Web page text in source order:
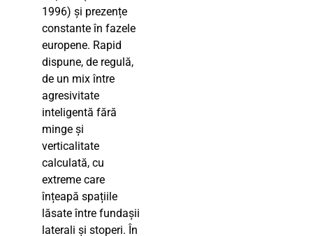
1996) și prezențe
constante în fazele
europene. Rapid
dispune, de regulă,
de un mix între
agresivitate
inteligentă fără
minge și
verticalitate
calculată, cu
extreme care
înțeapă spațiile
lăsate între fundașii
laterali și stoperi. În